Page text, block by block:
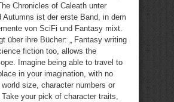
Chronicles of Caleath unter
Autumns ist der erste Band, in dem
von SciFi und Fantasy mixt.
über ihre Bücher: „ Fantasy writing
fiction too, allows the
Imagine being able to travel to
in your imagination, with no
size, character numbers or
your pick of character traits,